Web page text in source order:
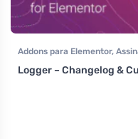
Addons para Elementor,
Logger – Changelog &